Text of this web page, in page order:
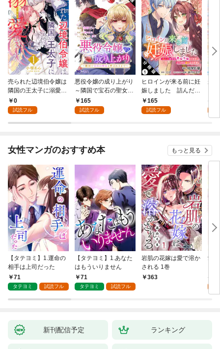
売られた辺境伯令嬢は
隣国の王太子に溺愛さ
れる 1
0
試読フル
悪役令嬢の成り上がり
～隣国で宝石の聖女と
呼ばれるまで～（コミ
ック） 分冊版 1
165
試読フル
ヒロインが来る前に妊
娠しました 詰んだは
ずの悪役令嬢ですが、
どうやら違うようです
165
試読フル
か
女性マンガのおすすめ本 もっと見る
【タテヨミ】1.運命の
相手は上司だった
71
タテヨミ 試読フル
【タテヨミ】1.あなた
はもういりません
71
タテヨミ 試読フル
岩肌の花嫁は愛で溶か
される 1巻
363
愛
新刊配信予定 ランキング